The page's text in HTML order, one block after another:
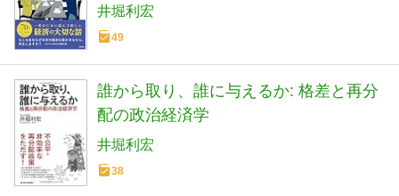
井堀利宏
49
誰から取り、誰に与えるか: 格差と再分
配の政治経済学
井堀利宏
38